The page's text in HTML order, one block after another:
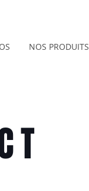
NOS PRODUITS